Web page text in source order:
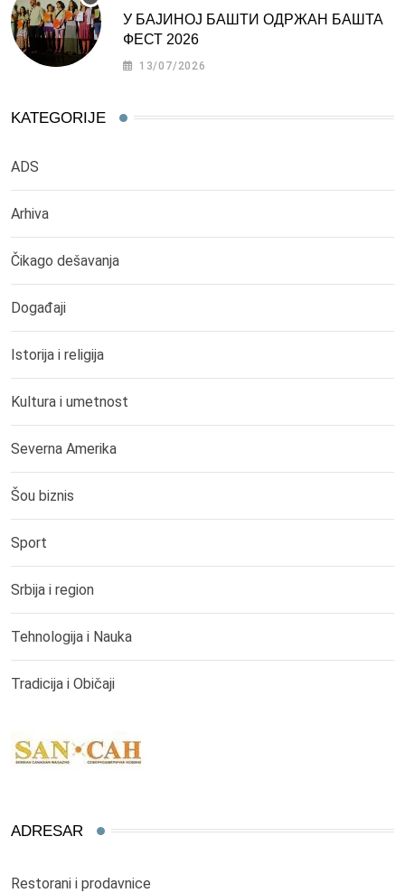
У БАЈИНОЈ БАШТИ ОДРЖАН БАШТА
ФЕСТ 2026
13/07/2026
KATEGORIJE
ADS
Arhiva
Čikago dešavanja
Događaji
Istorija i religija
Kultura i umetnost
Severna Amerika
Šou biznis
Sport
Srbija i region
Tehnologija i Nauka
Tradicija i Običaji
ADRESAR
Restorani i prodavnice